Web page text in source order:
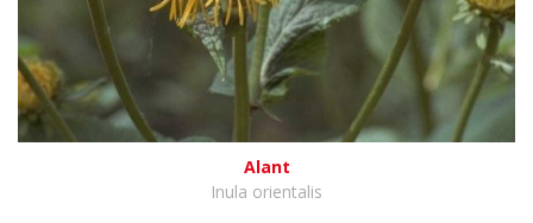
Alant
Inula orientalis